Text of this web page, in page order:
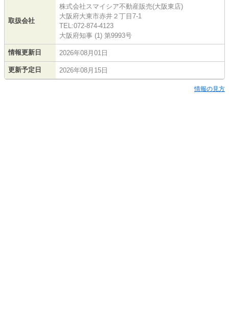
取扱会社
株式会社スマイシア不動産販売(大阪東店)
大阪府大東市赤井２丁目7-1
TEL:072-874-4123
大阪府知事 (1) 第9993号
情報更新日 2026年08月01日
更新予定日 2026年08月15日
情報の見方